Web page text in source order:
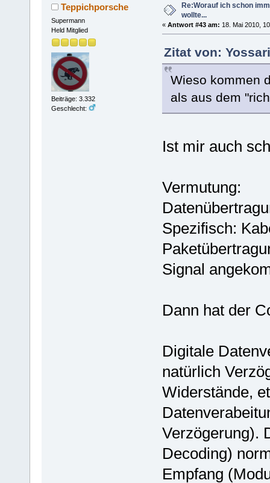
Teppichporsche
Supermann
Held Mitglied
Beiträge: 3.332
Geschlecht:
Re:Worauf ich schon
wollte...
« Antwort #43 am: 18. Mai 2010,
Zitat von:
Wieso kommen
als aus dem
Ist mir auch
Vermutung:
Spezifisch:
Signal
Dann hat der
Digitale
natürlich
Widerstände,
Verzögerung).
Decoding)
Empfang